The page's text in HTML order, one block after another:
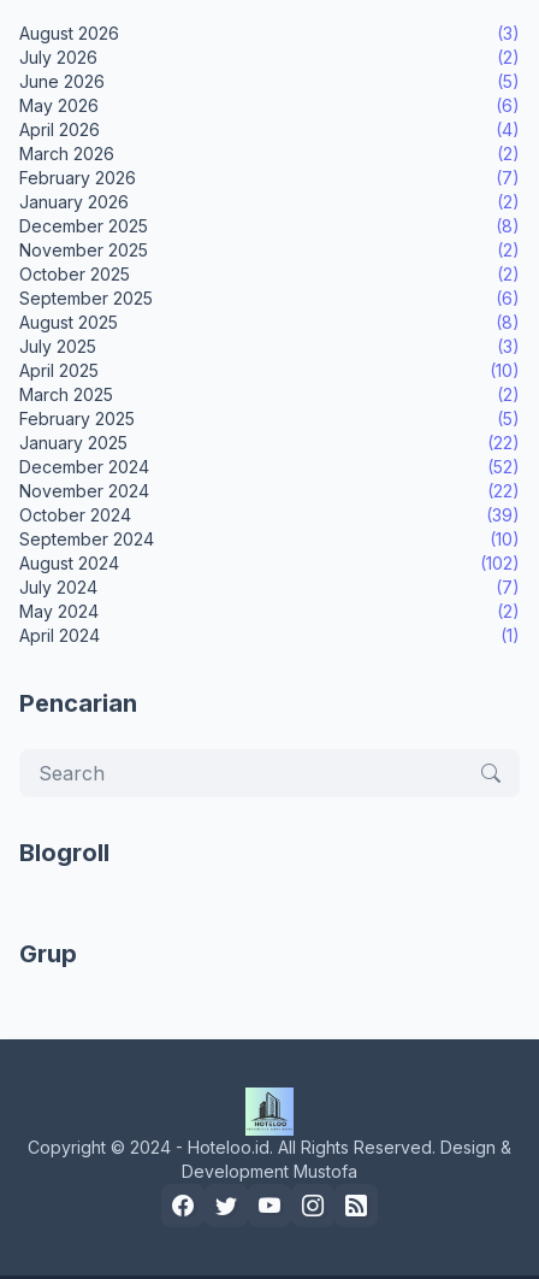
August 2026
(3)
July 2026
(2)
June 2026
(5)
May 2026
(6)
April 2026
(4)
March 2026
(2)
February 2026
(7)
January 2026
(2)
December 2025
(8)
November 2025
(2)
October 2025
(2)
September 2025
(6)
August 2025
(8)
July 2025
(3)
April 2025
(10)
March 2025
(2)
February 2025
(5)
January 2025
(22)
December 2024
(52)
November 2024
(22)
October 2024
(39)
September 2024
(10)
August 2024
(102)
July 2024
(7)
May 2024
(2)
April 2024
(1)
Pencarian
Blogroll
Grup
Copyright © 2024 - Hoteloo.id. All Rights Reserved. Design &
Development Mustofa